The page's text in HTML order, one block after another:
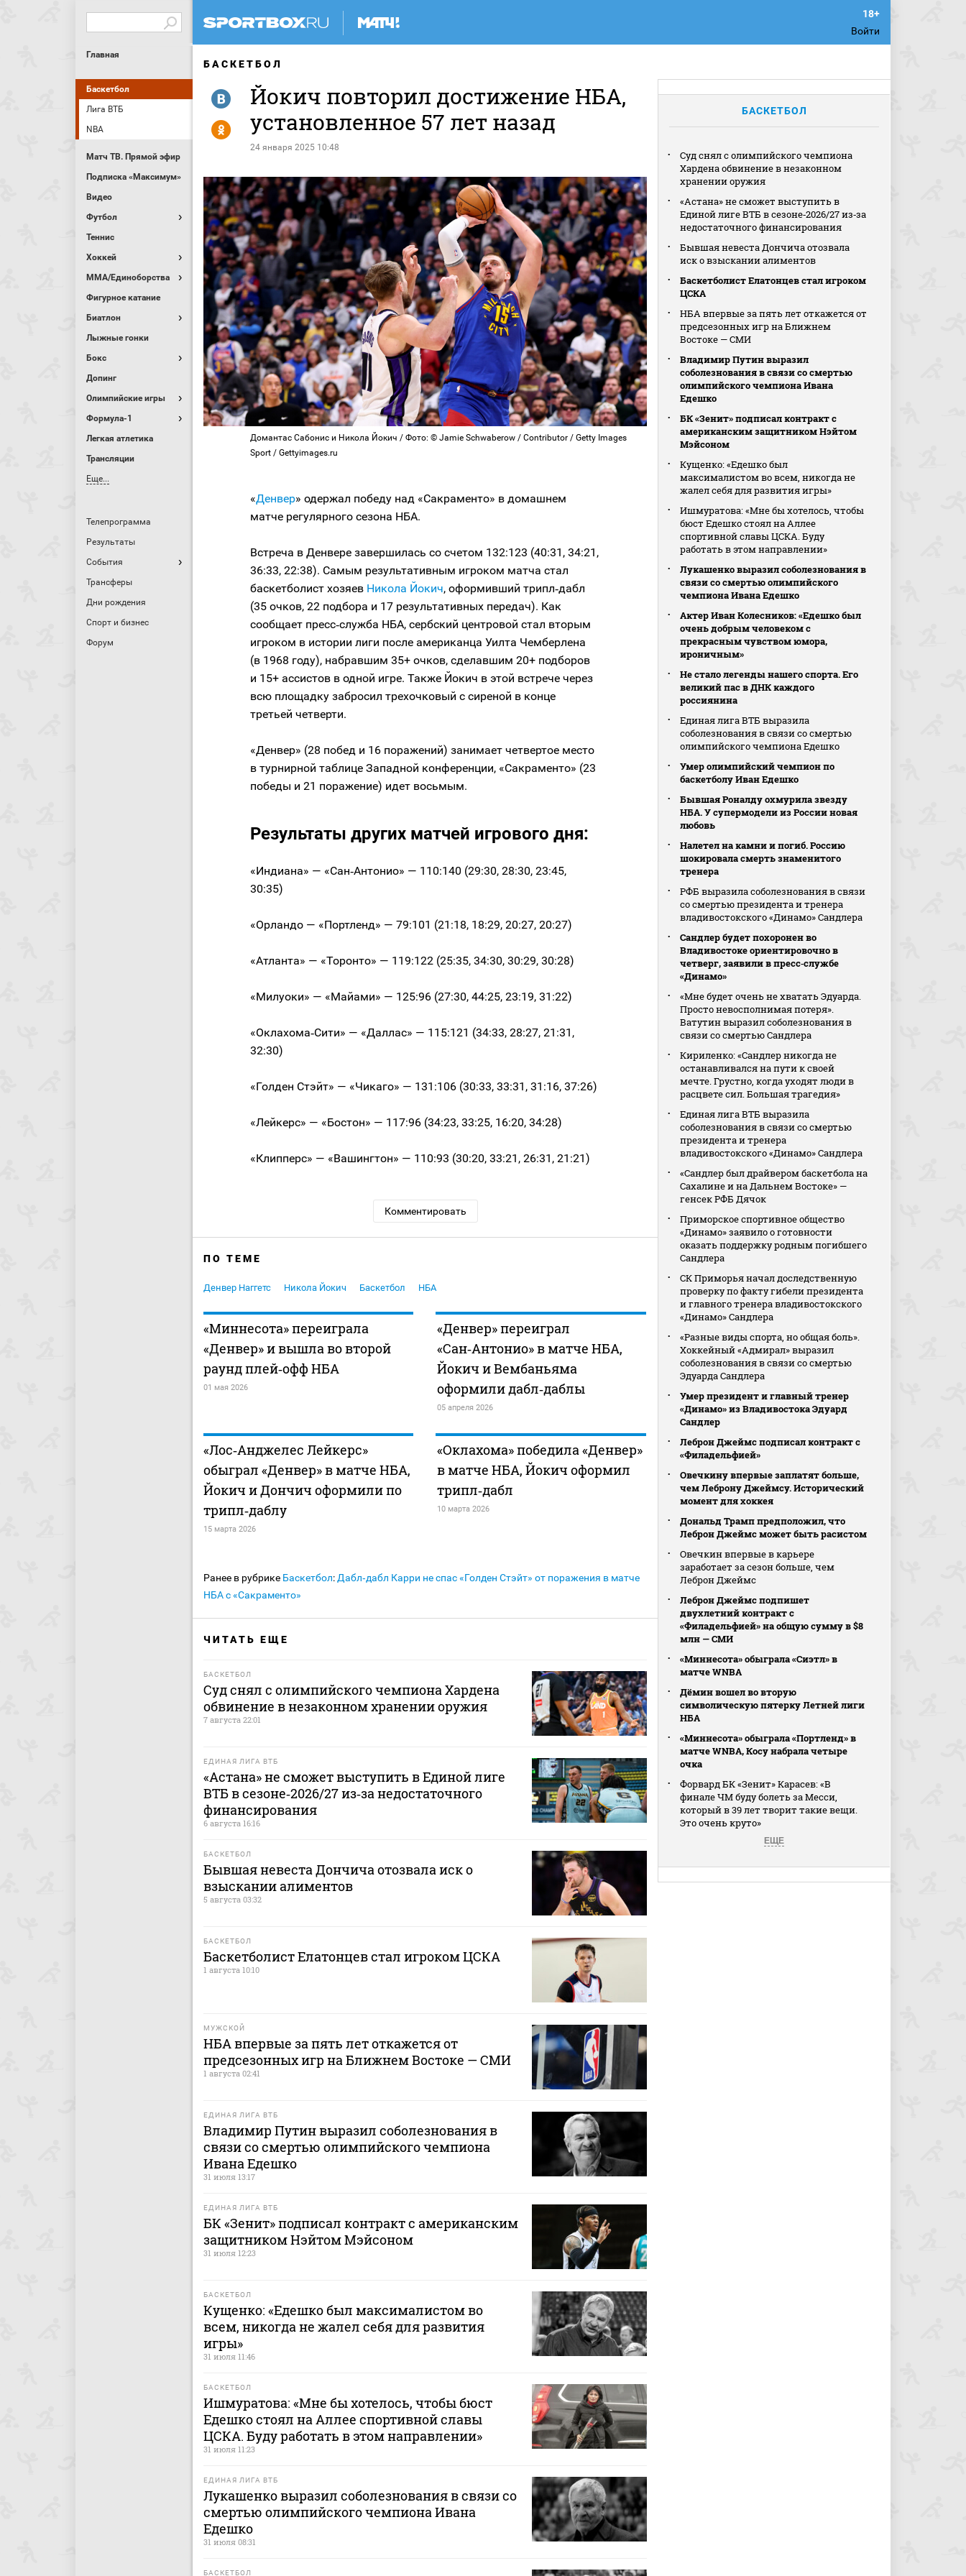
Войти
Главная
Баскетбол
Лига ВТБ
NBA
Матч ТВ. Прямой эфир
Подписка «Максимум»
Видео
Футбол
Теннис
Хоккей
MMA/Единоборства
Фигурное катание
Биатлон
Лыжные гонки
Бокс
Допинг
Олимпийские игры
Формула-1
Легкая атлетика
Трансляции
Еще...
Телепрограмма
Результаты
События
Трансферы
Дни рождения
Спорт и бизнес
Форум
БАСКЕТБОЛ
Йокич повторил достижение НБА,
установленное 57 лет назад
24 января 2025 10:48
R
Y
Домантас Сабонис и Никола Йокич / Фото: © Jamie Schwaberow / Contributor / Getty Images
Sport / Gettyimages.ru
«Денвер» одержал победу над «Сакраменто» в домашнем
матче регулярного сезона НБА.
Встреча в Денвере завершилась со счетом 132:123 (40:31, 34:21,
36:33, 22:38). Самым результативным игроком матча стал
баскетболист хозяев Никола Йокич, оформивший трипл‑дабл
(35 очков, 22 подбора и 17 результативных передач). Как
сообщает пресс‑служба НБА, сербский центровой стал вторым
игроком в истории лиги после американца Уилта Чемберлена
(в 1968 году), набравшим 35+ очков, сделавшим 20+ подборов
и 15+ ассистов в одной игре. Также Йокич в этой встрече через
всю площадку забросил трехочковый с сиреной в конце
третьей четверти.
«Денвер» (28 побед и 16 поражений) занимает четвертое место
в турнирной таблице Западной конференции, «Сакраменто» (23
победы и 21 поражение) идет восьмым.
Результаты других матчей игрового дня:
«Индиана» — «Сан‑Антонио» — 110:140 (29:30, 28:30, 23:45,
30:35)
«Орландо — «Портленд» — 79:101 (21:18, 18:29, 20:27, 20:27)
«Атланта» — «Торонто» — 119:122 (25:35, 34:30, 30:29, 30:28)
«Милуоки» — «Майами» — 125:96 (27:30, 44:25, 23:19, 31:22)
«Оклахома‑Сити» — «Даллас» — 115:121 (34:33, 28:27, 21:31,
32:30)
«Голден Стэйт» — «Чикаго» — 131:106 (30:33, 33:31, 31:16, 37:26)
«Лейкерс» — «Бостон» — 117:96 (34:23, 33:25, 16:20, 34:28)
«Клипперс» — «Вашингтон» — 110:93 (30:20, 33:21, 26:31, 21:21)
Комментировать
ПО ТЕМЕ
Денвер Наггетс Никола Йокич Баскетбол НБА
«Миннесота» переиграла
«Денвер» и вышла во второй
раунд плей‑офф НБА
01 мая 2026
«Денвер» переиграл
«Сан‑Антонио» в матче НБА,
Йокич и Вембаньяма
оформили дабл‑даблы
05 апреля 2026
«Лос‑Анджелес Лейкерс»
обыграл «Денвер» в матче НБА,
Йокич и Дончич оформили по
трипл‑даблу
15 марта 2026
«Оклахома» победила «Денвер»
в матче НБА, Йокич оформил
трипл‑дабл
10 марта 2026
Ранее в рубрике Баскетбол:Дабл‑дабл Карри не спас «Голден Стэйт» от поражения в матче
НБА с «Сакраменто»
ЧИТАТЬ ЕЩЕ
БАСКЕТБОЛ
Суд снял с олимпийского чемпиона Хардена
обвинение в незаконном хранении оружия
7 августа 22:01
ЕДИНАЯ ЛИГА ВТБ
«Астана» не сможет выступить в Единой лиге
ВТБ в сезоне‑2026/27 из‑за недостаточного
финансирования
6 августа 16:16
БАСКЕТБОЛ
Бывшая невеста Дончича отозвала иск о
взыскании алиментов
5 августа 03:32
БАСКЕТБОЛ
Баскетболист Елатонцев стал игроком ЦСКА
1 августа 10:10
МУЖСКОЙ
НБА впервые за пять лет откажется от
предсезонных игр на Ближнем Востоке — СМИ
1 августа 02:41
ЕДИНАЯ ЛИГА ВТБ
Владимир Путин выразил соболезнования в
связи со смертью олимпийского чемпиона
Ивана Едешко
31 июля 13:17
ЕДИНАЯ ЛИГА ВТБ
БК «Зенит» подписал контракт с американским
защитником Нэйтом Мэйсоном
31 июля 12:23
БАСКЕТБОЛ
Кущенко: «Едешко был максималистом во
всем, никогда не жалел себя для развития
игры»
31 июля 11:46
БАСКЕТБОЛ
Ишмуратова: «Мне бы хотелось, чтобы бюст
Едешко стоял на Аллее спортивной славы
ЦСКА. Буду работать в этом направлении»
31 июля 11:23
ЕДИНАЯ ЛИГА ВТБ
Лукашенко выразил соболезнования в связи со
смертью олимпийского чемпиона Ивана
Едешко
31 июля 08:31
БАСКЕТБОЛ
БАСКЕТБОЛ
Суд снял с олимпийского чемпиона
Хардена обвинение в незаконном
хранении оружия
«Астана» не сможет выступить в
Единой лиге ВТБ в сезоне‑2026/27 из‑за
недостаточного финансирования
Бывшая невеста Дончича отозвала
иск о взыскании алиментов
Баскетболист Елатонцев стал игроком
ЦСКА
НБА впервые за пять лет откажется от
предсезонных игр на Ближнем
Востоке — СМИ
Владимир Путин выразил
соболезнования в связи со смертью
олимпийского чемпиона Ивана
Едешко
БК «Зенит» подписал контракт с
американским защитником Нэйтом
Мэйсоном
Кущенко: «Едешко был
максималистом во всем, никогда не
жалел себя для развития игры»
Ишмуратова: «Мне бы хотелось, чтобы
бюст Едешко стоял на Аллее
спортивной славы ЦСКА. Буду
работать в этом направлении»
Лукашенко выразил соболезнования в
связи со смертью олимпийского
чемпиона Ивана Едешко
Актер Иван Колесников: «Едешко был
очень добрым человеком с
прекрасным чувством юмора,
ироничным»
Не стало легенды нашего спорта. Его
великий пас в ДНК каждого
россиянина
Единая лига ВТБ выразила
соболезнования в связи со смертью
олимпийского чемпиона Едешко
Умер олимпийский чемпион по
баскетболу Иван Едешко
Бывшая Роналду охмурила звезду
НБА. У супермодели из России новая
любовь
Налетел на камни и погиб. Россию
шокировала смерть знаменитого
тренера
РФБ выразила соболезнования в связи
со смертью президента и тренера
владивостокского «Динамо» Сандлера
Сандлер будет похоронен во
Владивостоке ориентировочно в
четверг, заявили в пресс‑службе
«Динамо»
«Мне будет очень не хватать Эдуарда.
Просто невосполнимая потеря».
Ватутин выразил соболезнования в
связи со смертью Сандлера
Кириленко: «Сандлер никогда не
останавливался на пути к своей
мечте. Грустно, когда уходят люди в
расцвете сил. Большая трагедия»
Единая лига ВТБ выразила
соболезнования в связи со смертью
президента и тренера
владивостокского «Динамо» Сандлера
«Сандлер был драйвером баскетбола на
Сахалине и на Дальнем Востоке» —
генсек РФБ Дячок
Приморское спортивное общество
«Динамо» заявило о готовности
оказать поддержку родным погибшего
Сандлера
СК Приморья начал доследственную
проверку по факту гибели президента
и главного тренера владивостокского
«Динамо» Сандлера
«Разные виды спорта, но общая боль».
Хоккейный «Адмирал» выразил
соболезнования в связи со смертью
Эдуарда Сандлера
Умер президент и главный тренер
«Динамо» из Владивостока Эдуард
Сандлер
Леброн Джеймс подписал контракт с
«Филадельфией»
Овечкину впервые заплатят больше,
чем Леброну Джеймсу. Исторический
момент для хоккея
Дональд Трамп предположил, что
Леброн Джеймс может быть расистом
Овечкин впервые в карьере
заработает за сезон больше, чем
Леброн Джеймс
Леброн Джеймс подпишет
двухлетний контракт с
«Филадельфией» на общую сумму в $8
млн — СМИ
«Миннесота» обыграла «Сиэтл» в
матче WNBA
Дёмин вошел во вторую
символическую пятерку Летней лиги
НБА
«Миннесота» обыграла «Портленд» в
матче WNBA, Косу набрала четыре
очка
Форвард БК «Зенит» Карасев: «В
финале ЧМ буду болеть за Месси,
который в 39 лет творит такие вещи.
Это очень круто»
ЕЩЕ